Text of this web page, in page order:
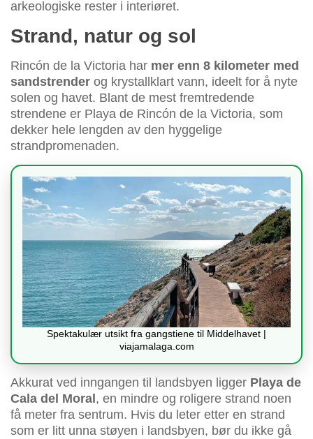
arkeologiske rester i interiøret.
Strand, natur og sol
Rincón de la Victoria har mer enn 8 kilometer med
sandstrender og krystallklart vann, ideelt for å nyte
solen og havet. Blant de mest fremtredende
strendene er Playa de Rincón de la Victoria, som
dekker hele lengden av den hyggelige
strandpromenaden.
Spektakulær utsikt fra gangstiene til Middelhavet |
viajamalaga.com
Akkurat ved inngangen til landsbyen ligger Playa de
Cala del Moral , en mindre og roligere strand noen
få meter fra sentrum. Hvis du leter etter en strand
som er litt unna støyen i landsbyen, bør du ikke gå